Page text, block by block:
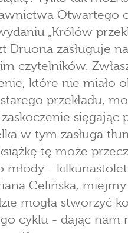
Otwartego
„Królów
Druona zasługuje
czytelników.
które nie miało
przekładu,
sięgając
w tym zasługa
tę może
młody -
Celińska, miejmy
mogła stworzyć
cyklu - dając nam